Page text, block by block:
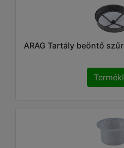
ARAG Tartály beöntő